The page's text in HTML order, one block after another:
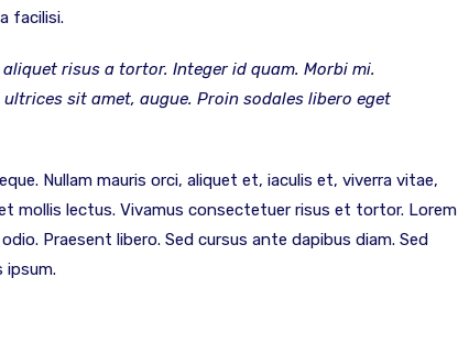
facilisi.
risus a tortor. Integer id quam. Morbi mi.
sit amet, augue. Proin sodales libero eget
Nullam mauris orci, aliquet et, iaculis et, viverra vitae,
mollis lectus. Vivamus consectetuer risus et tortor. Lorem
Praesent libero. Sed cursus ante dapibus diam. Sed
ipsum.